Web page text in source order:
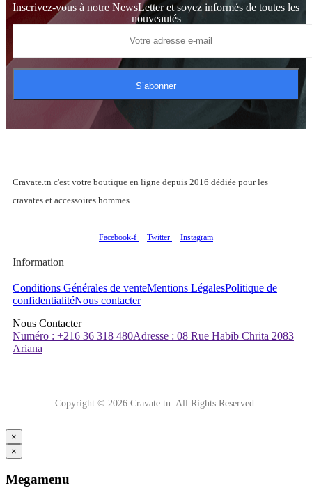
Inscrivez-vous à notre NewsLetter et soyez informés de toutes les
nouveautés
S’abonner
Cravate.tn c'est votre boutique en ligne depuis 2016 dédiée pour les
cravates et accessoires hommes
Facebook-f Twitter Instagram
Information
Conditions Générales de venteMentions LégalesPolitique de
confidentialitéNous contacter
Nous Contacter
Numéro : +216 36 318 480Adresse : 08 Rue Habib Chrita 2083
Ariana
Copyright © 2026 Cravate.tn. All Rights Reserved.
×
×
Megamenu